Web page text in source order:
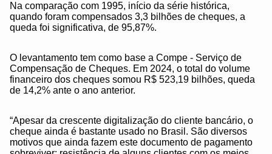
Na comparação com 1995, início da série histórica,
quando foram compensados 3,3 bilhões de cheques, a
queda foi significativa, de 95,87%.
O levantamento tem como base a Compe - Serviço de
Compensação de Cheques. Em 2024, o total do volume
financeiro dos cheques somou R$ 523,19 bilhões, queda
de 14,2% ante o ano anterior.
“Apesar da crescente digitalização do cliente bancário, o
cheque ainda é bastante usado no Brasil. São diversos
motivos que ainda fazem este documento de pagamento